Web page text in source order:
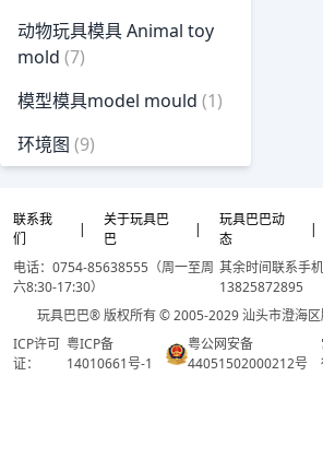
动物玩具模具 Animal toy
mold (7)
模型模具model mould (1)
环境图 (9)
联系我
们
|
关于玩具巴
巴
|
玩具巴巴动
态
|
电话：0754-85638555（周一至周
六8:30-17:30）
其余时间联系手机
13825872895
玩具巴巴® 版权所有 © 2005-2029 汕头市澄海
ICP许可
证：
粤ICP备
14010661号-1
粤公网安备
44051502000212号